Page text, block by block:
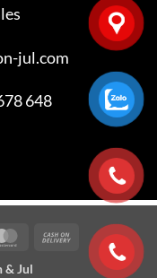
jul.com
648
MasterCardCash
On
& Jul